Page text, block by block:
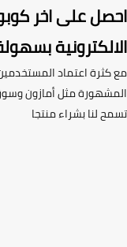
على اخر
بسهولة
اعتماد المستخدمين
مثل أمازون وسوق
لنا بشراء منتجا